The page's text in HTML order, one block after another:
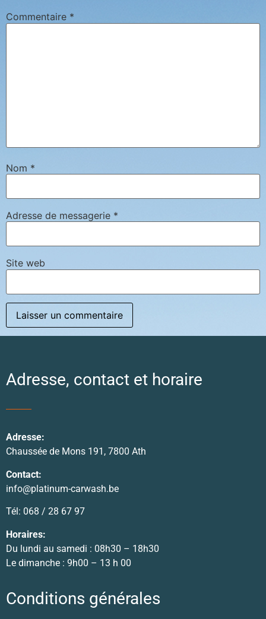
Commentaire *
Nom *
Adresse de messagerie *
Site web
Adresse, contact et horaire
Adresse:
Chaussée de Mons 191, 7800 Ath
Contact:
info@platinum-carwash.be
Tél: 068 / 28 67 97
Horaires:
Du lundi au samedi : 08h30 – 18h30
Le dimanche : 9h00 – 13 h 00
Conditions générales